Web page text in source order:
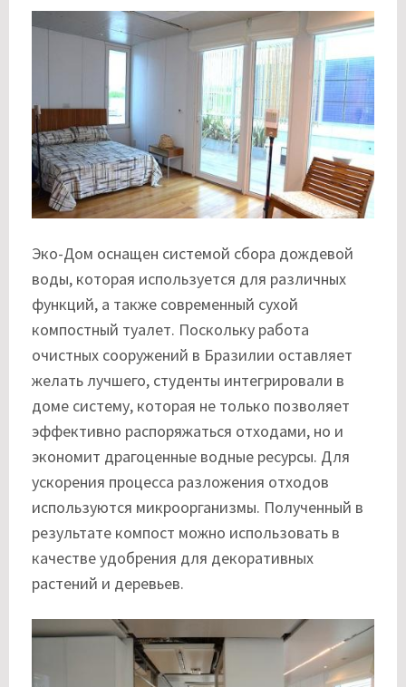
Эко-Дом оснащен системой сбора дождевой
воды, которая используется для различных
функций, а также современный сухой
компостный туалет. Поскольку работа
очистных сооружений в Бразилии оставляет
желать лучшего, студенты интегрировали в
доме систему, которая не только позволяет
эффективно распоряжаться отходами, но и
экономит драгоценные водные ресурсы. Для
ускорения процесса разложения отходов
используются микроорганизмы. Полученный в
результате компост можно использовать в
качестве удобрения для декоративных
растений и деревьев.